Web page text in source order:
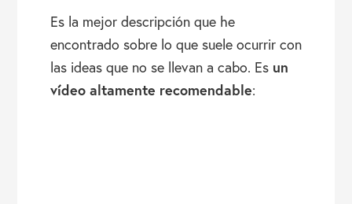
Es la mejor descripción que he
encontrado sobre lo que suele ocurrir con
las ideas que no se llevan a cabo. Es un
vídeo altamente recomendable: